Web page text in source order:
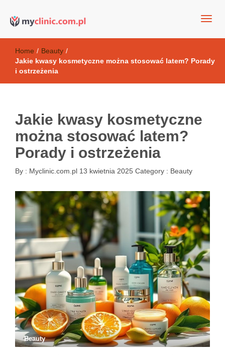
Kosmetyki antyoksydacyjne
Home / Beauty /
Jakie kwasy kosmetyczne można stosować latem? Porady
i ostrzeżenia
Jakie kwasy kosmetyczne
można stosować latem?
Porady i ostrzeżenia
By : Myclinic.com.pl 13 kwietnia 2025 Category : Beauty
Beauty